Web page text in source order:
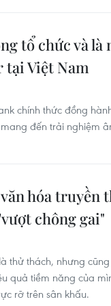
tổ chức và
tại Việt Nam
chính thức đồng
đến trải nghiệm
hóa truyền
chông gai"
thử thách, nhưng
quả tiềm năng của
rỡ trên sân khấu.